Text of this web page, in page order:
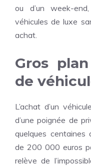
ou d’un week-
véhicules de luxe
achat.
Gros
de
L’achat d’un
d’une poignée de
quelques centaines
de 200 000 euros
relève de